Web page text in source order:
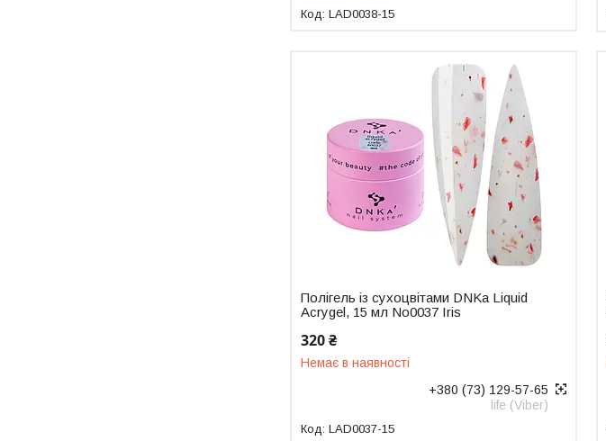
LAD0038-15
Полігель із сухоцвітами DNKa Liquid
Acrygel, 15 мл No0037 Iris
320 ₴
Немає в наявності
+380 (73) 129-57-65
life (Viber)
LAD0037-15